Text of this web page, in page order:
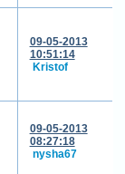
09-05-2013
10:51:14
Kristof
09-05-2013
08:27:18
nysha67